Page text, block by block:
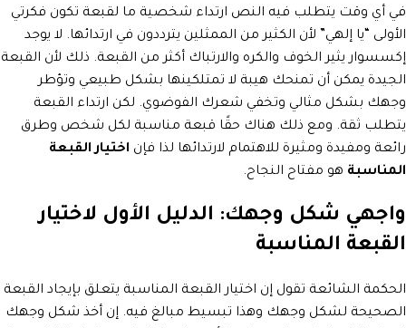
في أي وقت يتطلب فيه النص ارتداء شخصية ما لقبعة تكون فكرتي
الأولى “يا إلهي” لأن الكثير من الممثلين يترددون في ارتدائها. لا يوجد
إكسسوار يثير الخوف والكره والارتباك أكثر من القبعة. ذلك لأن القبعة
الجيدة يمكن أن تمنحك هيبة لا تمتلكينها بشكل طبيعي وتؤطر
وجهك بشكل مثالي وتخفي شعرك الفوضوي. لكن ارتداء القبعة
يتطلب ثقة. ومع ذلك هناك حقًا قبعة مناسبة لكل شخص وطرق
رائعة ومفيدة ومثيرة للاهتمام لارتدائها لذا فإن اختيار القبعة
المناسبة هو مفتاح النجاح.
واجهي شكل وجهك: الدليل الأول لاختيار
القبعة المناسبة
الحكمة الشائعة تقول إن اختيار القبعة المناسبة يتعلق بإيجاد القبعة
الصحيحة لشكل وجهك وهذا تبسيط مبالغ فيه. إن أخذ شكل وجهك